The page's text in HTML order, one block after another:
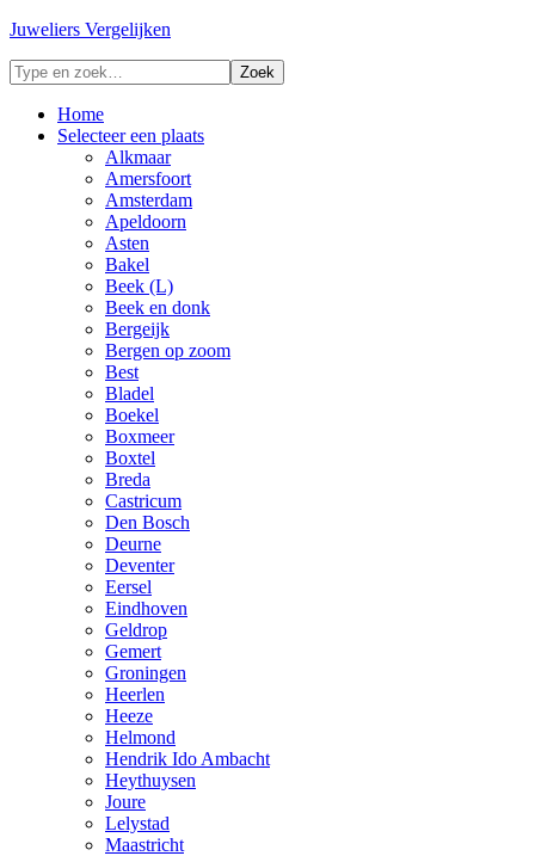
Juweliers Vergelijken
Home
Selecteer een plaats
Alkmaar
Amersfoort
Amsterdam
Apeldoorn
Asten
Bakel
Beek (L)
Beek en donk
Bergeijk
Bergen op zoom
Best
Bladel
Boekel
Boxmeer
Boxtel
Breda
Castricum
Den Bosch
Deurne
Deventer
Eersel
Eindhoven
Geldrop
Gemert
Groningen
Heerlen
Heeze
Helmond
Hendrik Ido Ambacht
Heythuysen
Joure
Lelystad
Maastricht